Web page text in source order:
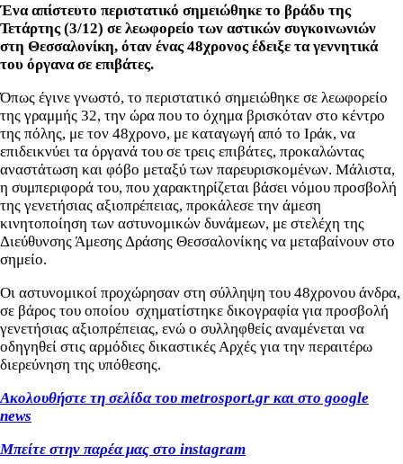
Ένα απίστευτο περιστατικό σημειώθηκε το βράδυ της
Τετάρτης (3/12) σε λεωφορείο των αστικών συγκοινωνιών
στη Θεσσαλονίκη, όταν ένας 48χρονος έδειξε τα γεννητικά
του όργανα σε επιβάτες.
Όπως έγινε γνωστό, το περιστατικό σημειώθηκε σε λεωφορείο
της γραμμής 32, την ώρα που το όχημα βρισκόταν στο κέντρο
της πόλης, με τον 48χρονο, με καταγωγή από το Ιράκ, να
επιδεικνύει τα όργανά του σε τρεις επιβάτες, προκαλώντας
αναστάτωση και φόβο μεταξύ των παρευρισκομένων. Μάλιστα,
η συμπεριφορά του, που χαρακτηρίζεται βάσει νόμου προσβολή
της γενετήσιας αξιοπρέπειας, προκάλεσε την άμεση
κινητοποίηση των αστυνομικών δυνάμεων, με στελέχη της
Διεύθυνσης Άμεσης Δράσης Θεσσαλονίκης να μεταβαίνουν στο
σημείο.
Οι αστυνομικοί προχώρησαν στη σύλληψη του 48χρονου άνδρα,
σε βάρος του οποίου σχηματίστηκε δικογραφία για προσβολή
γενετήσιας αξιοπρέπειας, ενώ ο συλληφθείς αναμένεται να
οδηγηθεί στις αρμόδιες δικαστικές Αρχές για την περαιτέρω
διερεύνηση της υπόθεσης.
Ακολουθήστε τη σελίδα του metrosport.gr και στο google
news
Μπείτε στην παρέα μας στο instagram